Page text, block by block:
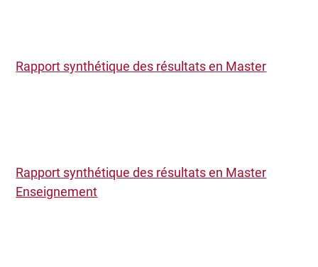
Rapport synthétique des résultats en Master
Rapport synthétique des résultats en Master
Enseignement